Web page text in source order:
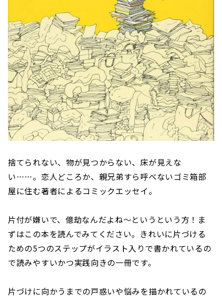
捨てられない、物が見つからない、床が見えな
い……。恋人どころか、親兄弟すら呼べないゴミ箱部
屋に住む著者によるコミックエッセイ。
片付が嫌いで、億劫なんだよね～というという方！ま
ずはこの本を読んでみてください。きれいに片づける
ための5つのステップがイラスト入りで書かれているの
で読みやすいかつ実践向きの一冊です。
片づけに向かうまでの戸惑いや悩みを描かれているの